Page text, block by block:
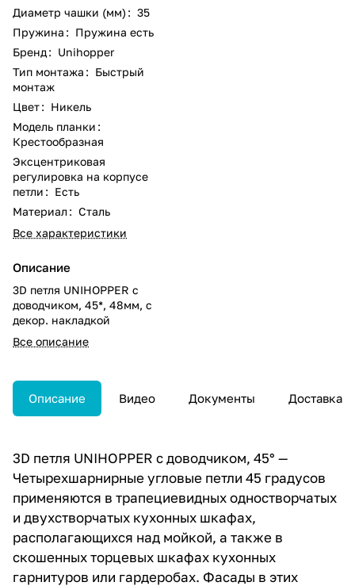
Диаметр чашки (мм) : 35
Пружина : Пружина есть
Бренд: Unihopper
Тип монтажа : Быстрый
монтаж
Цвет: Никель
Модель планки :
Крестообразная
Эксцентриковая
регулировка на корпусе
петли : Есть
Материал : Сталь
Все характеристики
Описание
3D петля UNIHOPPER с
доводчиком, 45*, 48мм, с
декор. накладкой
Все описание
Описание Видео Документы Доставка
3D петля UNIHOPPER с доводчиком, 45° —
Четырехшарнирные угловые петли 45 градусов
применяются в трапециевидных одностворчатых
и двухстворчатых кухонных шкафах,
располагающихся над мойкой, а также в
скошенных торцевых шкафах кухонных
гарнитуров или гардеробах. Фасады в этих